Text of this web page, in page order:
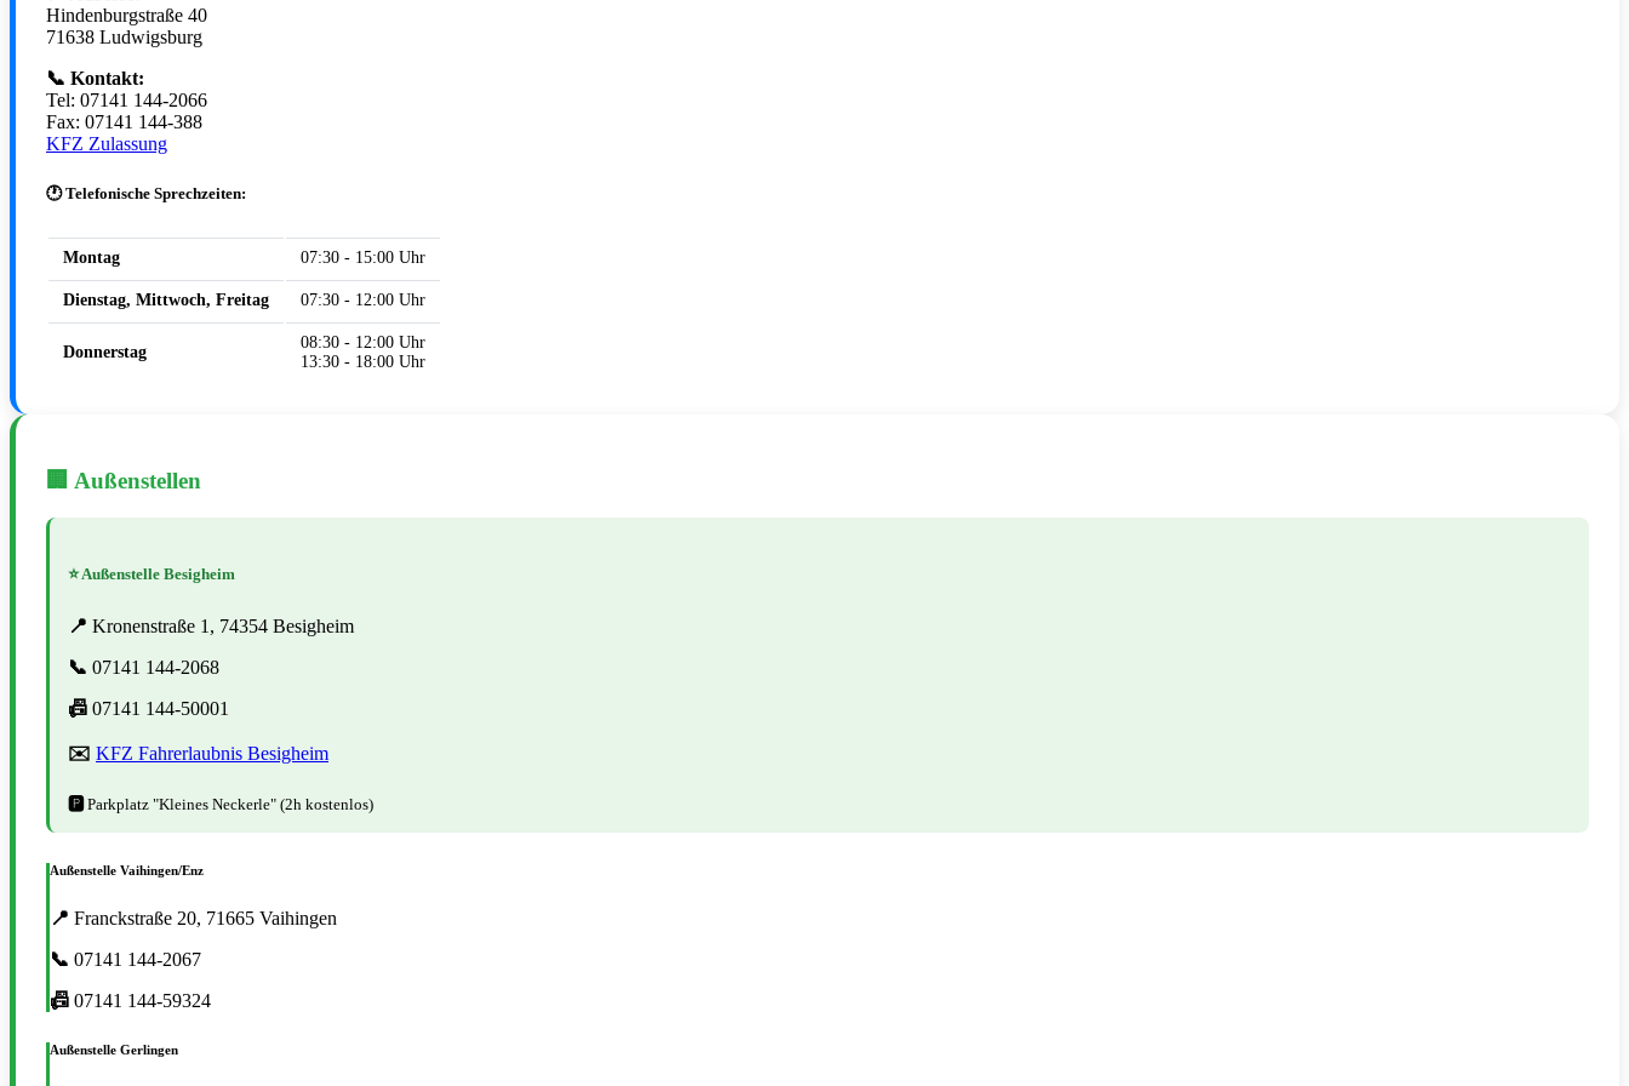
Hindenburgstraße 40
71638 Ludwigsburg
📞 Kontakt:
Tel: 07141 144-2066
Fax: 07141 144-388
KFZ Zulassung
🕐 Telefonische Sprechzeiten:
Montag 07:30 - 15:00 Uhr
Dienstag, Mittwoch, Freitag 07:30 - 12:00 Uhr
Donnerstag
08:30 - 12:00 Uhr
13:30 - 18:00 Uhr
🏢 Außenstellen
⭐ Außenstelle Besigheim
📍 Kronenstraße 1, 74354 Besigheim
📞 07141 144-2068
📠 07141 144-50001
✉️ KFZ Fahrerlaubnis Besigheim
🅿️ Parkplatz "Kleines Neckerle" (2h kostenlos)
Außenstelle Vaihingen/Enz
📍 Franckstraße 20, 71665 Vaihingen
📞 07141 144-2067
📠 07141 144-59324
Außenstelle Gerlingen